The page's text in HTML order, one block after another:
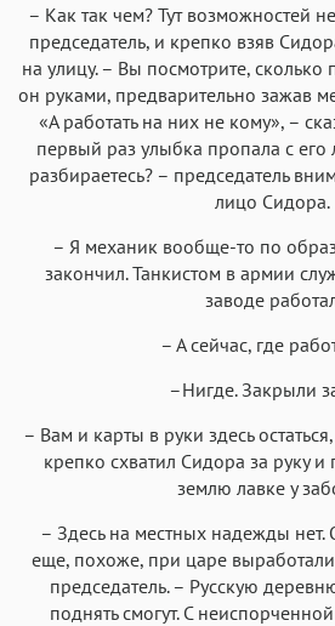
– Как так чем? Тут возможностей
председатель, и крепко взяв
на улицу. – Вы посмотрите, сколько
он руками, предварительно зажав
«А работать на них не кому», –
первый раз улыбка пропала с его
разбираетесь? – председатель
лицо Сидора.
– Я механик вообще-то по
закончил. Танкистом в армии
заводе
– А сейчас, где
–Нигде. Закрыли
– Вам и карты в руки здесь
крепко схватил Сидора за руку
землю лавке у
– Здесь на местных надежды нет.
еще, похоже, при царе
председатель. – Русскую
поднять смогут. С